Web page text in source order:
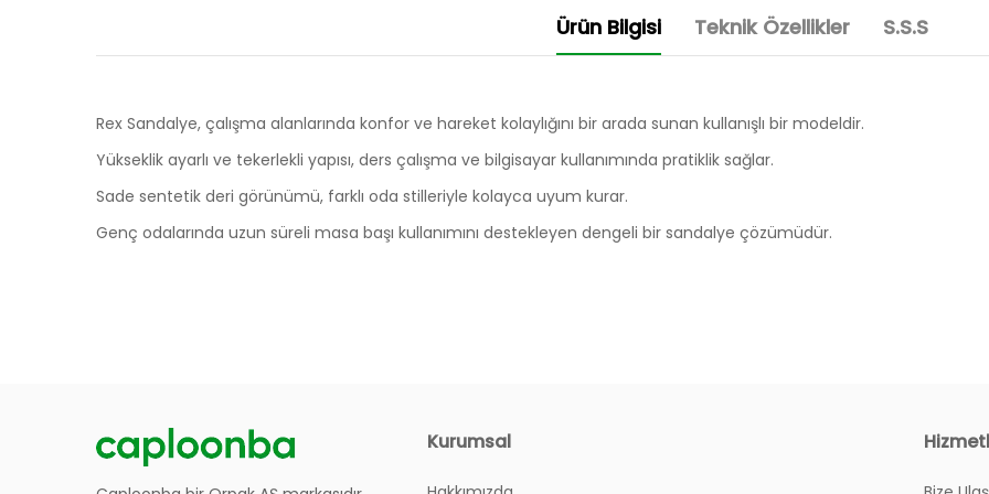
Ürün Bilgisi Teknik Özellikler S.S.S
Rex Sandalye, çalışma alanlarında konfor ve hareket kolaylığını bir arada sunan kullanışlı bir modeldir.
Yükseklik ayarlı ve tekerlekli yapısı, ders çalışma ve bilgisayar kullanımında pratiklik sağlar.
Sade sentetik deri görünümü, farklı oda stilleriyle kolayca uyum kurar.
Genç odalarında uzun süreli masa başı kullanımını destekleyen dengeli bir sandalye çözümüdür.
Siteniz Üzerinden Nasıl Sipariş Verebilirim?
Kurumsal